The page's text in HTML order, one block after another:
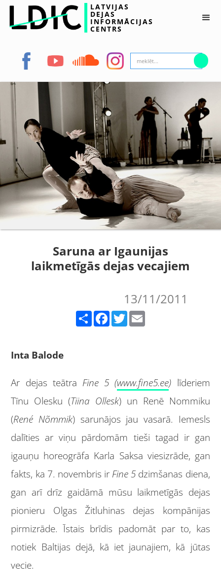
LATVIJAS
DEJAS
INFORMĀCIJAS
CENTRS
Saruna ar Igaunijas
laikmetīgās dejas vecajiem
13/11/2011
Facebook Twitter
Inta Balode
Ar dejas teātra Fine 5 (www.fine5.ee) līderiem
Tīnu Olesku (Tiina Ollesk) un Renē Nommiku
(René Nõmmik) sarunājos jau vasarā. Iemesls
dalīties ar viņu pārdomām tieši tagad ir gan
igauņu horeogrāfa Karla Saksa viesizrāde, gan
fakts, ka 7. novembris ir Fine 5 dzimšanas diena,
gan arī drīz gaidāmā mūsu laikmetīgās dejas
pionieru Olgas Žitluhinas dejas kompānijas
pirmizrāde. Īstais brīdis padomāt par to, kas
notiek Baltijas dejā, kā iet jaunajiem, kā jūtas
vecie.